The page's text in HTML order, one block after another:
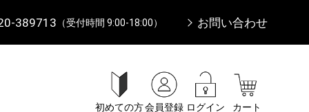
389713 （受付時間 9:00-18:00） お問い合わせ
初めての方会員登録 ログイン カート